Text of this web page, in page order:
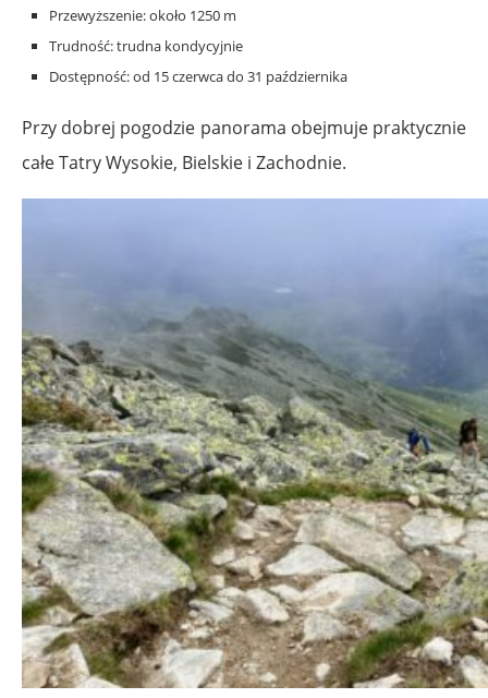
Przewyższenie: około 1250 m
Trudność: trudna kondycyjnie
Dostępność: od 15 czerwca do 31 października
Przy dobrej pogodzie panorama obejmuje praktycznie
całe Tatry Wysokie, Bielskie i Zachodnie.